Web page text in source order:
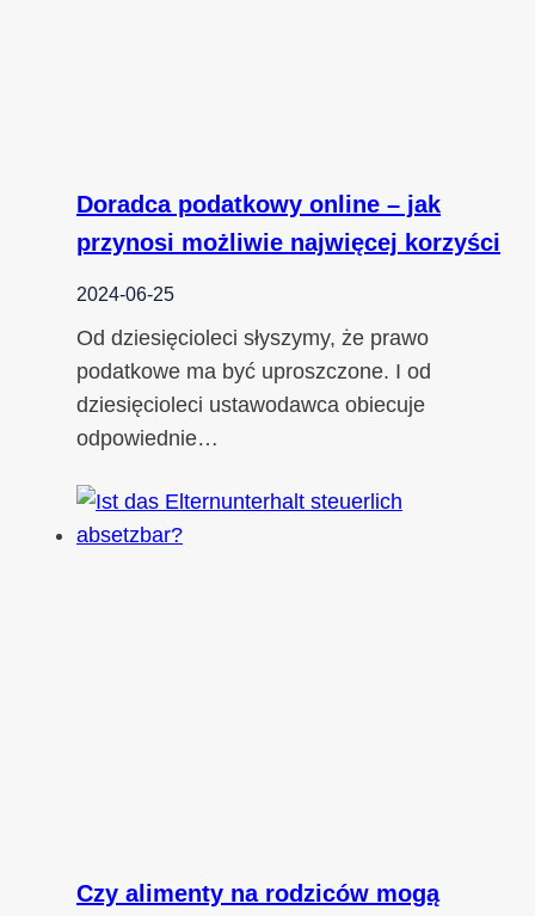
Doradca podatkowy online – jak
przynosi możliwie najwięcej korzyści
2024-06-25
Od dziesięcioleci słyszymy, że prawo
podatkowe ma być uproszczone. I od
dziesięcioleci ustawodawca obiecuje
odpowiednie…
Czy alimenty na rodziców mogą